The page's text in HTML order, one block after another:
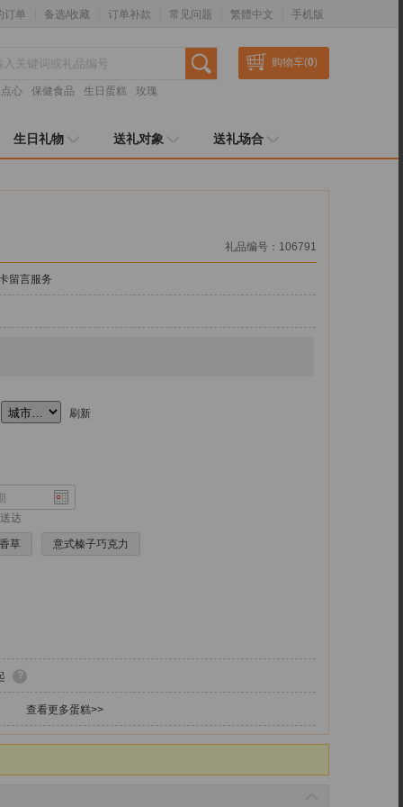
订单 备选/收藏 订单补款 常见问题 繁體中文 手机版
心 保健食品 生日蛋糕 玫瑰
购物车(0)
生日礼物 送礼对象 送礼场合
礼品编号：106791
留言服务
刷新
送达
草 意式榛子巧克力
?
查看更多蛋糕>>